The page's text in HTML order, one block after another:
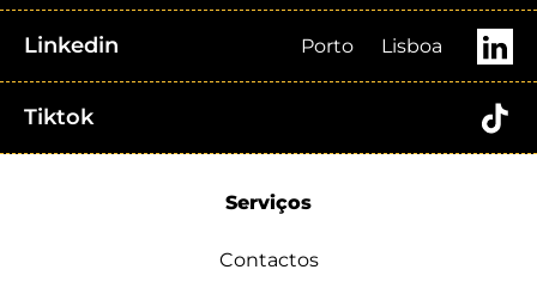
Linkedin Porto Lisboa
Tiktok
Serviços
Contactos